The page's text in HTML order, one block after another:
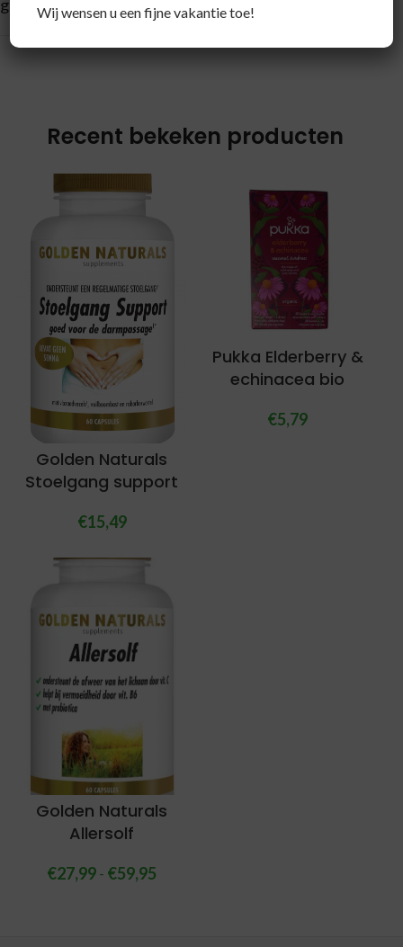
gevarieerde voeding.
Recent bekeken producten
Golden Naturals
Stoelgang support
€15,49
Pukka Elderberry &
echinacea bio
€5,79
Golden Naturals
Allersolf
€27,99- €59,95
Wij wensen u een fijne vakantie toe!